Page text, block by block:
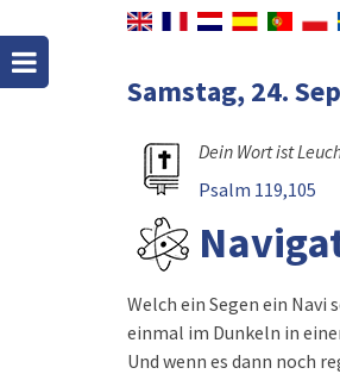
Samstag, 24.
Dein Wort ist
Psalm 119,105
Welch ein Segen ein Navi
einmal im Dunkeln in
Und wenn es dann noch